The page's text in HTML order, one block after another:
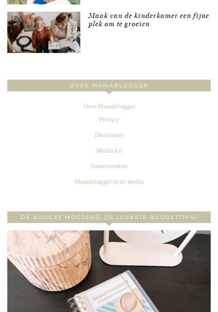
Maak van de kinderkamer een fijne
plek om te groeien
OVER MAMABLOGGER
Over Mamablogger
Privacy
Disclaimer
Media kit
Samenwerken
Mamablogger in de media
DE BUDGET MOEDERS, DE LEUKSTE BUDGETTIPS!